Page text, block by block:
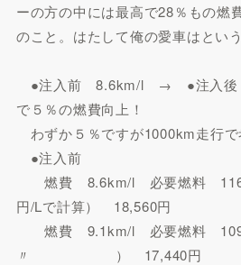
ーの方の中には最高で28％もの燃
のこと。はたして俺の愛車はとい
●注入前 8.6km/l → ●注入後
で５％の燃費向上！
わずか５％ですが1000km走行で
●注入前
燃費 8.6km/l 必要燃料
円/Lで計算） 18,560円
燃費 9.1km/l 必要燃料
〃 ） 17,440円